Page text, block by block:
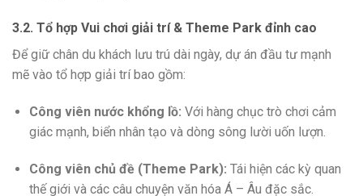
3.2. Tổ hợp Vui chơi giải trí & Theme Park đỉnh cao
Để giữ chân du khách lưu trú dài ngày, dự án đầu tư mạnh
mẽ vào tổ hợp giải trí bao gồm:
Công viên nước khổng lồ: Với hàng chục trò chơi cảm
giác mạnh, biển nhân tạo và dòng sông lười uốn lượn.
Công viên chủ đề (Theme Park): Tái hiện các kỳ quan
thế giới và các câu chuyện văn hóa Á – Âu đặc sắc.